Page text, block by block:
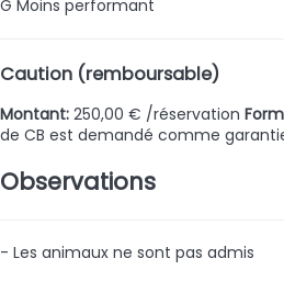
G Moins performant
Caution (remboursable)
Montant: 250,00 € /réservation
de CB est demandé comme
Observations
- Les animaux ne sont pas admis